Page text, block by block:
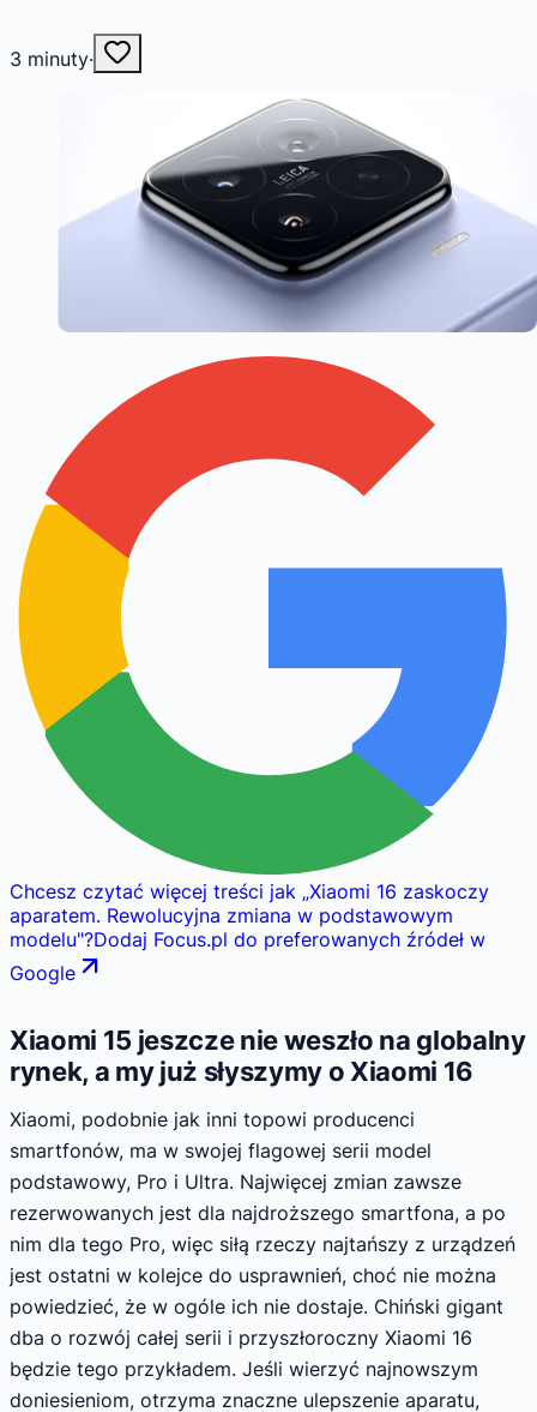
3 minuty·
Chcesz czytać więcej treści jak „Xiaomi 16 zaskoczy
aparatem. Rewolucyjna zmiana w podstawowym
modelu"?Dodaj Focus.pl do preferowanych źródeł w
Google
Xiaomi 15 jeszcze nie weszło na globalny
rynek, a my już słyszymy o Xiaomi 16
Xiaomi, podobnie jak inni topowi producenci
smartfonów, ma w swojej flagowej serii model
podstawowy, Pro i Ultra. Najwięcej zmian zawsze
rezerwowanych jest dla najdroższego smartfona, a po
nim dla tego Pro, więc siłą rzeczy najtańszy z urządzeń
jest ostatni w kolejce do usprawnień, choć nie można
powiedzieć, że w ogóle ich nie dostaje. Chiński gigant
dba o rozwój całej serii i przyszłoroczny Xiaomi 16
będzie tego przykładem. Jeśli wierzyć najnowszym
doniesieniom, otrzyma znaczne ulepszenie aparatu,